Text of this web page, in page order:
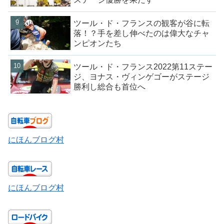
ツール・ド・フランスの観客が谷に転
落！？手を差し伸べたのは偉大なチャ
ンピオンたち
ツール・ド・フランス2022第11ステー
ジ、ヨナス・ヴィンゲゴーがステージ
勝利し総合も首位へ
にほんブログ村
にほんブログ村